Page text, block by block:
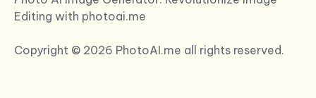
Editing with photoai.me
Copyright © 2026 PhotoAI.me all rights reserved.